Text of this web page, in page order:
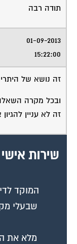
תודה רבה
01-09-2013
15:22:00
זה נושא של
ובכל מקרה
זה לא עניין
שירות
המוקד
שבעלי
מלא את